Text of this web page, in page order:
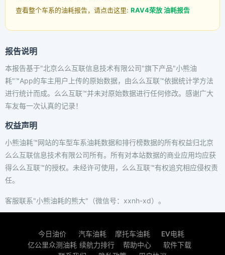
查看整个车系的油耗报告，请点击这里: RAV4荣放 油耗报告
报告说明
本报告基于"北京么么互联信息技术有限公司"旗下产品"小熊油
耗"™App的车主用户上传的原始数据，由么么互联™依据统计学方法
进行统计而成。么么互联™并未对原始数据进行任何修改。感谢广大
车友每一次认真的记录！
权益声明
小熊油耗™网站的车型车系油耗数据和排行榜数据的所有权益归北京
么么互联信息技术有限公司所有。所有对本站数据的商业应用均应获
得么么互联™的授权。未经许可使用，么么互联™有权追究相应侵权责
任。
客服联系"小熊油耗的熊大"（微信号：xxnh-xd）。
今日油价 汽车油耗 摩托车油耗
EV电耗
亿公里众测油耗 续航力排行 帮助中心
软件下载